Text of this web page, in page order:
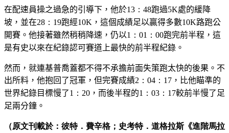
在配速員操之過急的引導下，他於13：48跑過5K處的緩降
坡，並在28：19跑經10K ，這個成績足以贏得多數10K路跑公
開賽。他接著雖然稍稍降速，仍以1：01：00跑完前半程，這
是有史以來在紀錄認可賽道上最快的前半程紀錄。
然而，就連基普喬蓋都不得不承擔前面失策跑太快的後果。不
出所料，他抱回了冠軍，但完賽成績2：04：17 ，比他瞄準的
世界紀錄目標慢了1：20 ，而後半程的1：03：17較前半慢了足
足兩分鐘。
（原文刊載於：彼特．費辛格；史考特．道格拉斯《進階馬拉